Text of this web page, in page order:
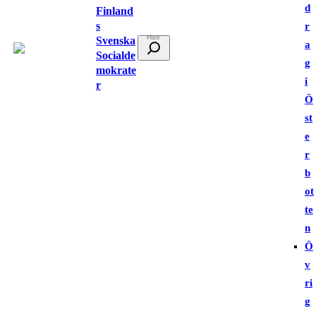
Finland
s
Svenska
Socialde
mokrate
r
ö
d
r
a
g
i
Ö
st
e
r
b
ot
te
n
Ö
v
ri
g